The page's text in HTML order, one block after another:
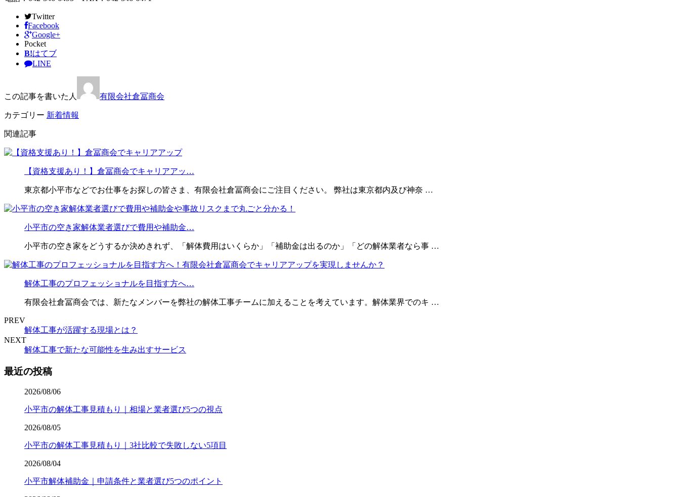
Twitter
Facebook
Google+
Pocket
B!はてブ
LINE
この記事を書いた人 有限会社倉冨商会
カテゴリー 新着情報
関連記事
【資格支援あり！】倉冨商会でキャリアアッ…
東京都小平市などでお仕事をお探しの皆さま、有限会社倉冨商会にご注目ください。 弊社は東京都内及び神奈 …
小平市の空き家解体業者選びで費用や補助金…
小平市の空き家をどうするか決めきれず、「解体費用はいくらか」「補助金は出るのか」「どの解体業者なら事 …
解体工事のプロフェッショナルを目指す方へ…
有限会社倉冨商会では、新たなメンバーを弊社の解体工事チームに加えることを考えています。解体業界でのキ …
PREV
解体工事が活躍する現場とは？
NEXT
解体工事で新たな可能性を生み出すサービス
最近の投稿
2026/08/06
小平市の解体工事見積もり｜相場と業者選び5つの視点
2026/08/05
小平市の解体工事見積もり｜3社比較で失敗しない5項目
2026/08/04
小平市解体補助金｜申請条件と業者選び5つのポイント